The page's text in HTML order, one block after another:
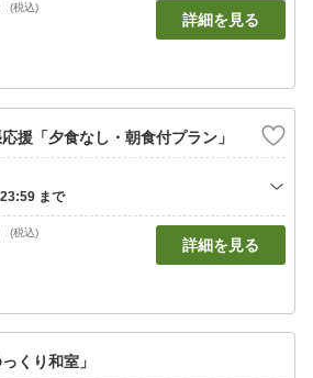
(税込)
詳細を見る
援「夕食なし・朝食付プラン」
(税込)
詳細を見る
くり和室」